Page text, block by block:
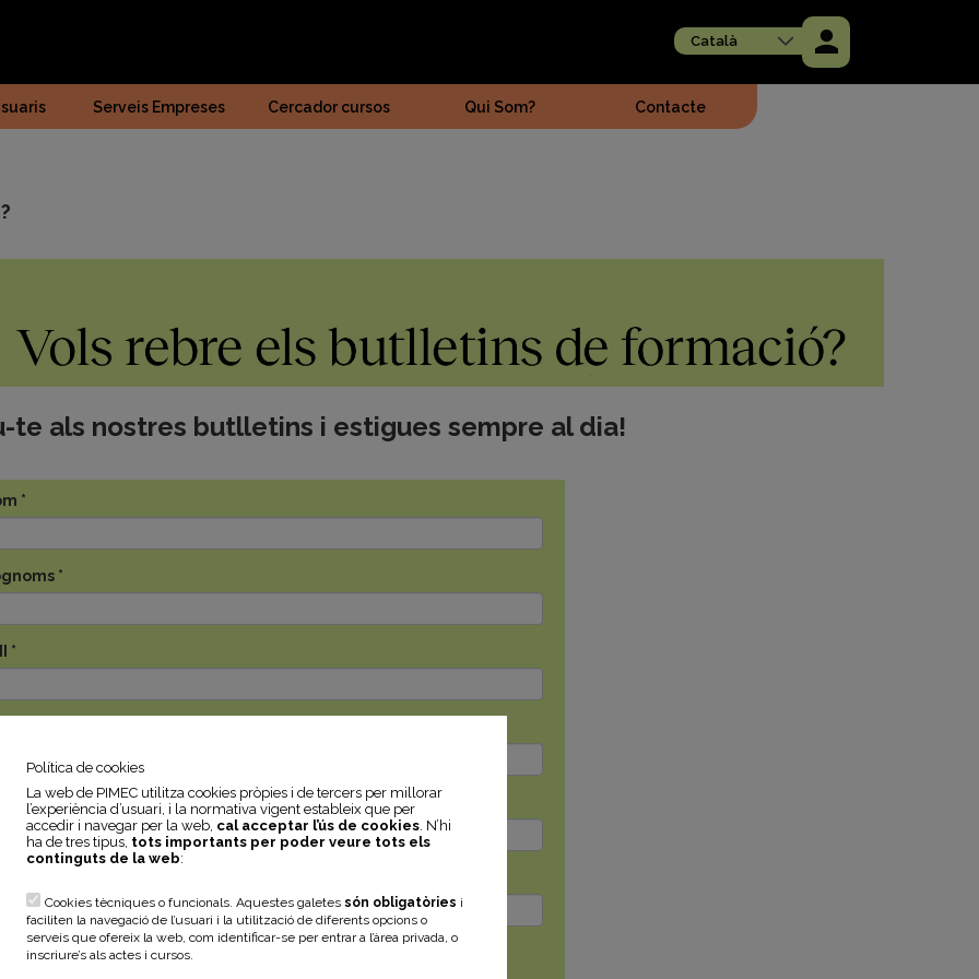
Català
Serveis Empreses Cercador cursos Qui Som? Contacte
te als nostres butlletins i estigues sempre al dia!
*
*
*
electrònic
postal*
de privacitat*
Política de cookies
La web de PIMEC utilitza cookies pròpies i de tercers per millorar
l’experiència d’usuari, i la normativa vigent estableix que per
accedir i navegar per la web, cal acceptar l’ús de cookies. N’hi
ha de tres tipus, tots importants per poder veure tots els
continguts de la web:
Cookies tècniques o funcionals. Aquestes galetes són obligatòries i
faciliten la navegació de l’usuari i la utilització de diferents opcions o
serveis que ofereix la web, com identificar-se per entrar a l’àrea privada, o
inscriure’s als actes i cursos.